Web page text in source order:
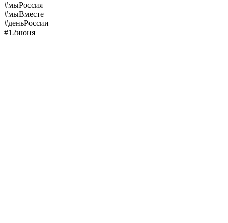
#мыРоссия
#мыВместе
#деньРоссии
#12июня